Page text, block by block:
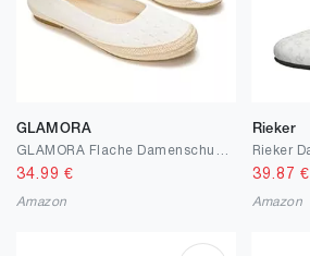
GLAMORA
34.99 €
Amazon
Rieker
39.87 €
Amazon